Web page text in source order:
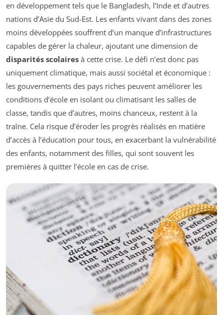
en développement tels que le Bangladesh, l’Inde et d’autres
nations d’Asie du Sud-Est. Les enfants vivant dans des zones
moins développées souffrent d’un manque d’infrastructures
capables de gérer la chaleur, ajoutant une dimension de
disparités scolaires à cette crise. Le défi n’est donc pas
uniquement climatique, mais aussi sociétal et économique :
les gouvernements des pays riches peuvent améliorer les
conditions d’école en isolant ou climatisant les salles de
classe, tandis que d’autres, moins chanceux, restent à la
traîne. Cela risque d’éroder les progrès réalisés en matière
d’accès à l’éducation pour tous, en exacerbant la vulnérabilité
des enfants, notamment des filles, qui sont souvent les
premières à quitter l’école en cas de crise.